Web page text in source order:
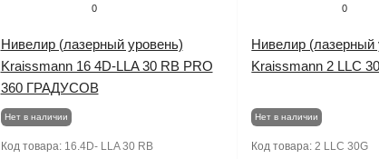
0
Нивелир (лазерный уровень)
Kraissmann 16 4D-LLA 30 RB PRO
360 ГРАДУСОВ
Нет в наличии
Код товара: 16.4D- LLA 30 RB
0
Нивелир (лазерный
Kraissmann 2 LLC
Нет в наличии
Код товара:2 LLC 30G